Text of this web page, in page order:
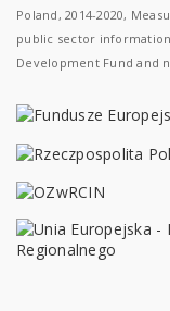
Poland, 2014-2020,
public sector
Development Fund and